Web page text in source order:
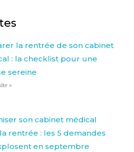
la rentrée de son cabinet
: la checklist pour une
sereine
»
son cabinet médical
rentrée : les 5 demandes
en septembre